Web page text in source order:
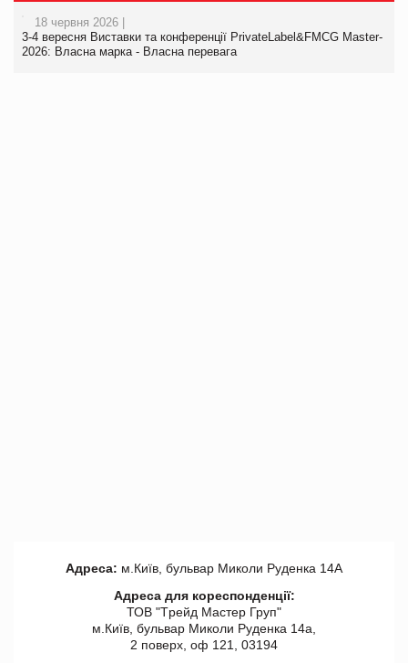
18 червня 2026 |
3-4 вересня Виставки та конференції PrivateLabel&FMCG Master-
2026: Власна марка - Власна перевага
Адреса: м.Київ, бульвар Миколи Руденка 14А
Адреса для кореспонденції:
ТОВ "Tрейд Мастер Груп"
м.Київ, бульвар Миколи Руденка 14а,
2 поверх, оф 121, 03194